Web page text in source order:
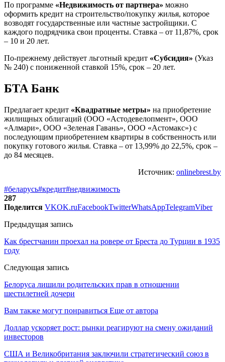
По программе «Недвижимость от партнера» можно
оформить кредит на строительство/покупку жилья, которое
возводят государственные или частные застройщики. С
каждого подрядчика свои проценты. Ставка – от 11,87%, срок
– 10 и 20 лет.
По-прежнему действует льготный кредит «Субсидия» (Указ
№ 240) с пониженной ставкой 15%, срок – 20 лет.
БТА Банк
Предлагает кредит «Квадратные метры» на приобретение
жилищных облигаций (ООО «Астодевелопмент», ООО
«Алмари», ООО «Зеленая Гавань», ООО «Астомакс») с
последующим приобретением квартиры в собственность или
покупку готового жилья. Ставка – от 13,99% до 22,5%, срок –
до 84 месяцев.
Источник: onlinebrest.by
#беларусь#кредит#недвижимость
287
Поделится VKOK.ruFacebookTwitterWhatsAppTelegramViber
Предыдущая запись
Как брестчанин проехал на ровере от Бреста до Турции в 1935
году
Следующая запись
Белоруса лишили родительских прав в отношении
шестилетней дочери
Вам также могут понравиться Еще от автора
Доллар ускоряет рост: рынки реагируют на смену ожиданий
инвесторов
США и Великобритания заключили стратегический союз в